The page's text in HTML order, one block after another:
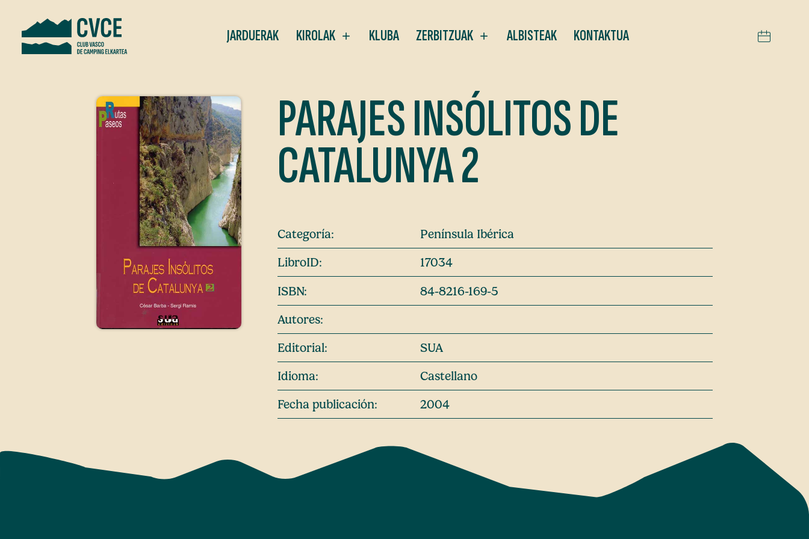
JARDUERAK KIROLAK KLUBA ZERBITZUAK ALBISTEAK KONTAKTUA
PARAJES INSÓLITOS DE
CATALUNYA 2
Categoría:
Península Ibérica
LibroID:
17034
ISBN:
84-8216-169-5
Autores:
Editorial:
SUA
Idioma:
Castellano
Fecha publicación:
2004